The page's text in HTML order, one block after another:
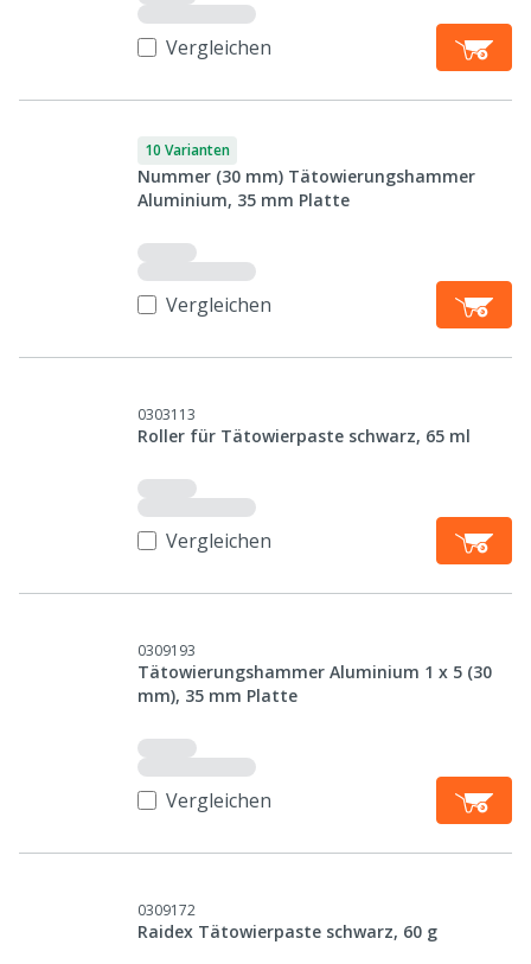
Vergleichen
10 Varianten
Nummer (30 mm) Tätowierungshammer
Aluminium, 35 mm Platte
Vergleichen
0303113
Roller für Tätowierpaste schwarz, 65 ml
Vergleichen
0309193
Tätowierungshammer Aluminium 1 x 5 (30
mm), 35 mm Platte
Vergleichen
0309172
Raidex Tätowierpaste schwarz, 60 g